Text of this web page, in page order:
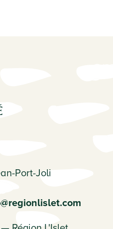
Port-Joli